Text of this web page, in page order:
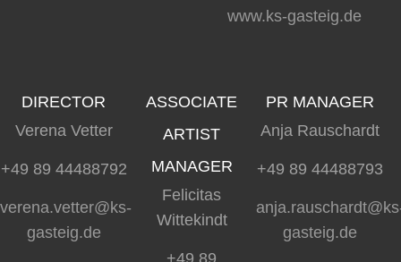
www.ks-gasteig.de
DIRECTOR
Verena Vetter
+49 89 44488792
verena.vetter@ks-
gasteig.de
ASSOCIATE
ARTIST
MANAGER
Felicitas
Wittekindt
+49 89
PR MANAGER
Anja Rauschardt
+49 89 44488793
gasteig.de